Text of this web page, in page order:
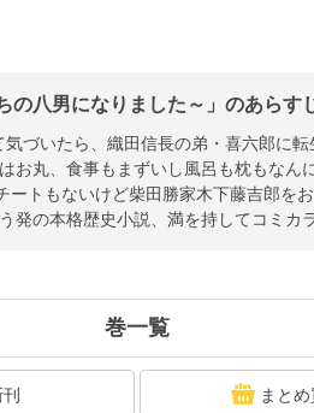
の八男になりました～」のあらす
づいたら、織田信長の弟・喜六郎に
お丸、食事もまずいし風呂も枕もな
トもないけど柴田勝家木下藤吉郎を
の本格歴史小説、満を持してコミカ
巻一覧
まと